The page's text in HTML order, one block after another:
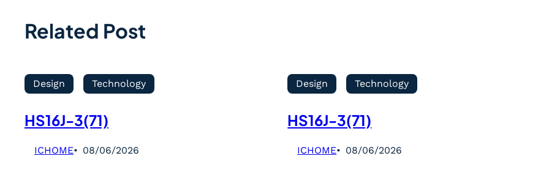
Related Post
Design Technology
HS16J-3(71)
ICHOME 08/06/2026
Design Technology
HS16J-3(71)
ICHOME 08/06/2026